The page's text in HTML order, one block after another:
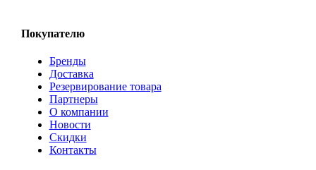
Покупателю
Бренды
Доставка
Резервирование товара
Партнеры
О компании
Новости
Скидки
Контакты